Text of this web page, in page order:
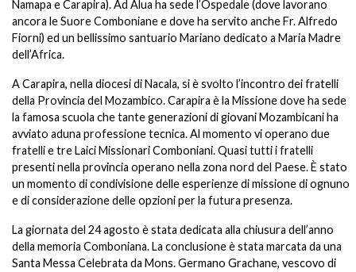
Namapa e Carapira). Ad Alua ha sede l’Ospedale (dove lavorano
ancora le Suore Comboniane e dove ha servito anche Fr. Alfredo
Fiorni) ed un bellissimo santuario Mariano dedicato a Maria Madre
dell’Africa.
A Carapira, nella diocesi di Nacala, si è svolto l’incontro dei fratelli
della Provincia del Mozambico. Carapira è la Missione dove ha sede
la famosa scuola che tante generazioni di giovani Mozambicani ha
avviato aduna professione tecnica. Al momento vi operano due
fratelli e tre Laici Missionari Comboniani. Quasi tutti i fratelli
presenti nella provincia operano nella zona nord del Paese. È stato
un momento di condivisione delle esperienze di missione di ognuno
e di considerazione delle opzioni per la futura presenza.
La giornata del 24 agosto è stata dedicata alla chiusura dell’anno
della memoria Comboniana. La conclusione è stata marcata da una
Santa Messa Celebrata da Mons. Germano Grachane, vescovo di